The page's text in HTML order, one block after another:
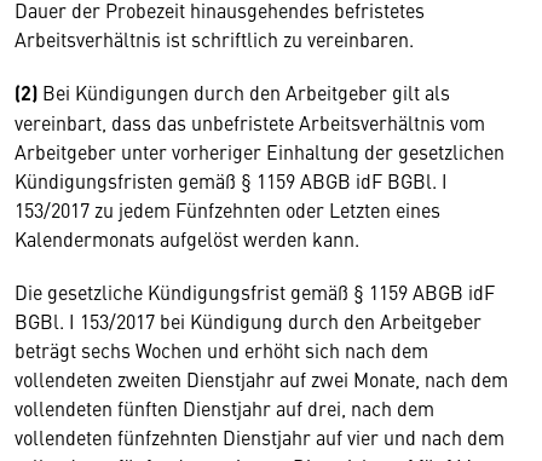
Dauer der Probezeit hinausgehendes befristetes
Arbeitsverhältnis ist schriftlich zu vereinbaren.
(2) Bei Kündigungen durch den Arbeitgeber gilt als
vereinbart, dass das unbefristete Arbeitsverhältnis vom
Arbeitgeber unter vorheriger Einhaltung der gesetzlichen
Kündigungsfristen gemäß § 1159 ABGB idF BGBl. I
153/2017 zu jedem Fünfzehnten oder Letzten eines
Kalendermonats aufgelöst werden kann.
Die gesetzliche Kündigungsfrist gemäß § 1159 ABGB idF
BGBl. I 153/2017 bei Kündigung durch den Arbeitgeber
beträgt sechs Wochen und erhöht sich nach dem
vollendeten zweiten Dienstjahr auf zwei Monate, nach dem
vollendeten fünften Dienstjahr auf drei, nach dem
vollendeten fünfzehnten Dienstjahr auf vier und nach dem